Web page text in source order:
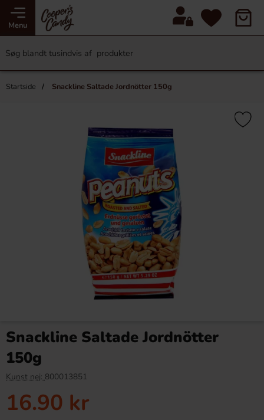
Menu
Startside Snackline Saltade Jordnötter 150g
Snackline Saltade Jordnötter
150g
Kunst nej: 800013851
16.90 kr